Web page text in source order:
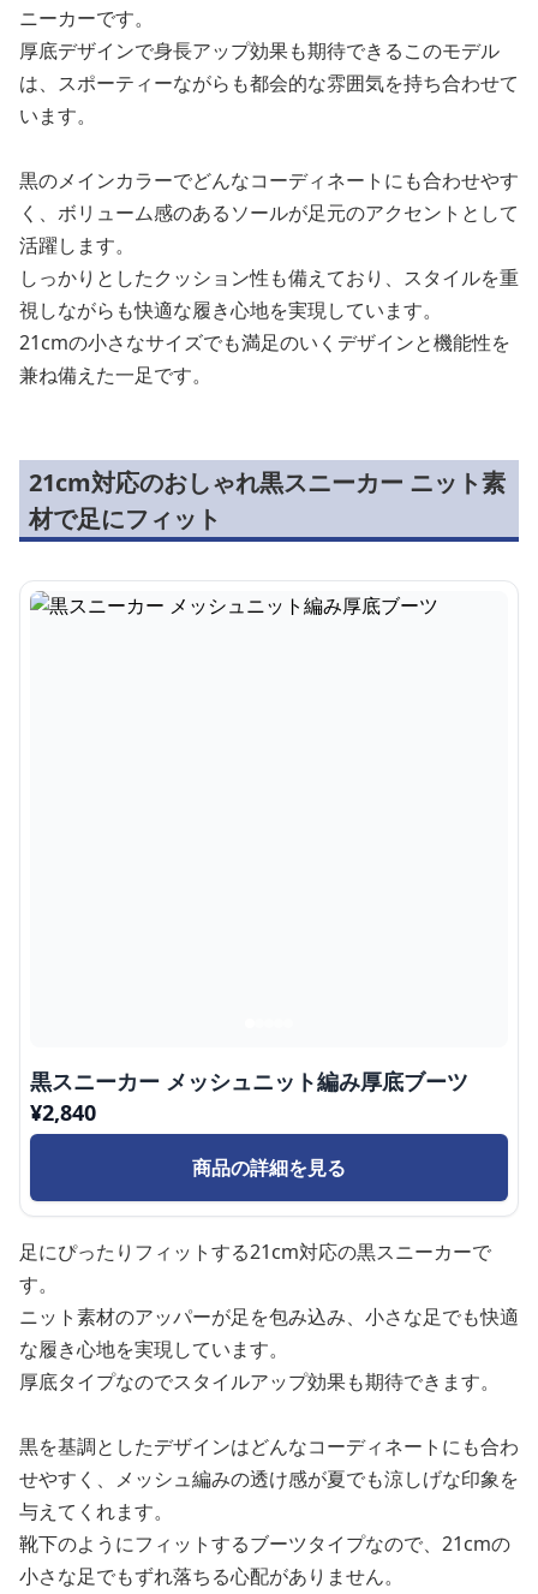
ニーカーです。
厚底デザインで身長アップ効果も期待できるこのモデル
は、スポーティーながらも都会的な雰囲気を持ち合わせて
います。
黒のメインカラーでどんなコーディネートにも合わせやす
く、ボリューム感のあるソールが足元のアクセントとして
活躍します。
しっかりとしたクッション性も備えており、スタイルを重
視しながらも快適な履き心地を実現しています。
21cmの小さなサイズでも満足のいくデザインと機能性を
兼ね備えた一足です。
21cm対応のおしゃれ黒スニーカー ニット素
材で足にフィット
黒スニーカー メッシュニット編み厚底ブーツ
¥2,840
商品の詳細を見る
足にぴったりフィットする21cm対応の黒スニーカーで
す。
ニット素材のアッパーが足を包み込み、小さな足でも快適
な履き心地を実現しています。
厚底タイプなのでスタイルアップ効果も期待できます。
黒を基調としたデザインはどんなコーディネートにも合わ
せやすく、メッシュ編みの透け感が夏でも涼しげな印象を
与えてくれます。
靴下のようにフィットするブーツタイプなので、21cmの
小さな足でもずれ落ちる心配がありません。